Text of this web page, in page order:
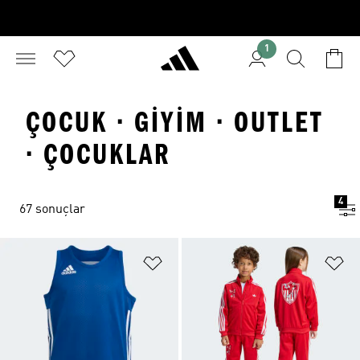
1
ÇOCUK · GIYIM · OUTLET
· ÇOCUKLAR
67 sonuçlar
4
Favori Listesine Ekle